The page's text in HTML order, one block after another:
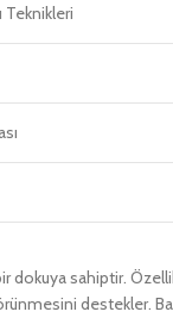
Teknikleri
dokuya sahiptir.
destekler.